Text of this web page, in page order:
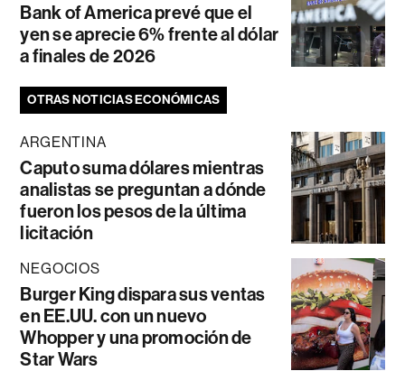
Bank of America prevé que el
yen se aprecie 6% frente al dólar
a finales de 2026
OTRAS NOTICIAS ECONÓMICAS
ARGENTINA
Caputo suma dólares mientras
analistas se preguntan a dónde
fueron los pesos de la última
licitación
NEGOCIOS
Burger King dispara sus ventas
en EE.UU. con un nuevo
Whopper y una promoción de
Star Wars